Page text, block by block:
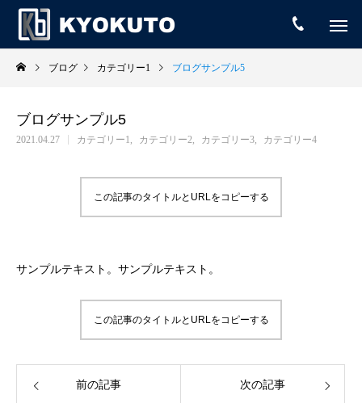
ブログ カテゴリー1 ブログサンプル5
ブログサンプル5
2021.04.27 カテゴリー1 カテゴリー2 カテゴリー3 カテゴリー4
この記事のタイトルとURLをコピーする
サンプルテキスト。サンプルテキスト。
この記事のタイトルとURLをコピーする
前の記事 次の記事